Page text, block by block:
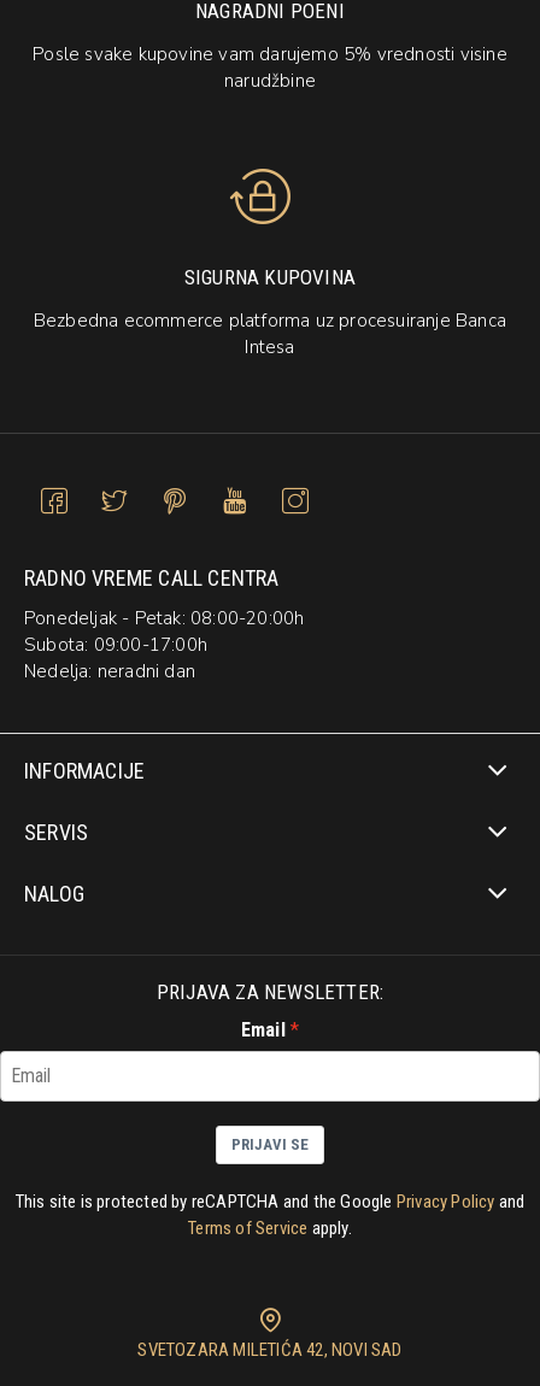
NAGRADNI POENI
Posle svake kupovine vam darujemo 5% vrednosti visine
narudžbine
SIGURNA KUPOVINA
Bezbedna ecommerce platforma uz procesuiranje Banca
Intesa
RADNO VREME CALL CENTRA
Ponedeljak - Petak: 08:00-20:00h
Subota: 09:00-17:00h
Nedelja: neradni dan
INFORMACIJE
SERVIS
NALOG
PRIJAVA ZA NEWSLETTER:
Email
PRIJAVI SE
This site is protected by reCAPTCHA and the Google Privacy Policy and
Terms of Service apply.
SVETOZARA MILETIĆA 42, NOVI SAD